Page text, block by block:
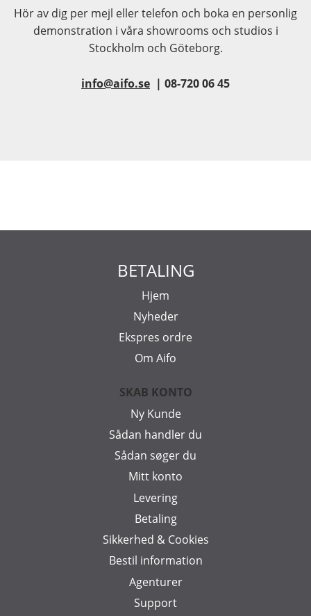
Hör av dig per mejl eller telefon och boka en personlig
demonstration i våra showrooms och studios i
Stockholm och Göteborg.
info@aifo.se | 08-720 06 45
BETALING
Hjem
Nyheder
Ekspres ordre
Om Aifo
SKAB KONTO
Ny Kunde
Sådan handler du
Sådan søger du
Mitt konto
Levering
Betaling
Sikkerhed & Cookies
Bestil information
Agenturer
Support